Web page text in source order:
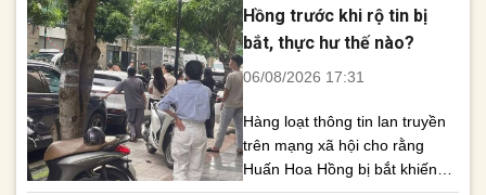
Hồng trước khi rộ tin bị
bắt, thực hư thế nào?
06/08/2026 17:31
Hàng loạt thông tin lan truyền
trên mạng xã hội cho rằng
Huấn Hoa Hồng bị bắt khiến